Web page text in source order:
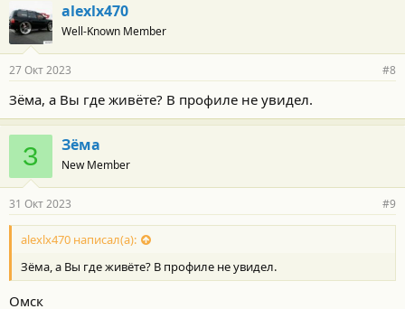
alexlx470
Well-Known Member
27 Окт 2023 #8
Зёма, а Вы где живёте? В профиле не увидел.
З Зёма
New Member
31 Окт 2023 #9
alexlx470 написал(а):
Зёма, а Вы где живёте? В профиле не увидел.
Омск